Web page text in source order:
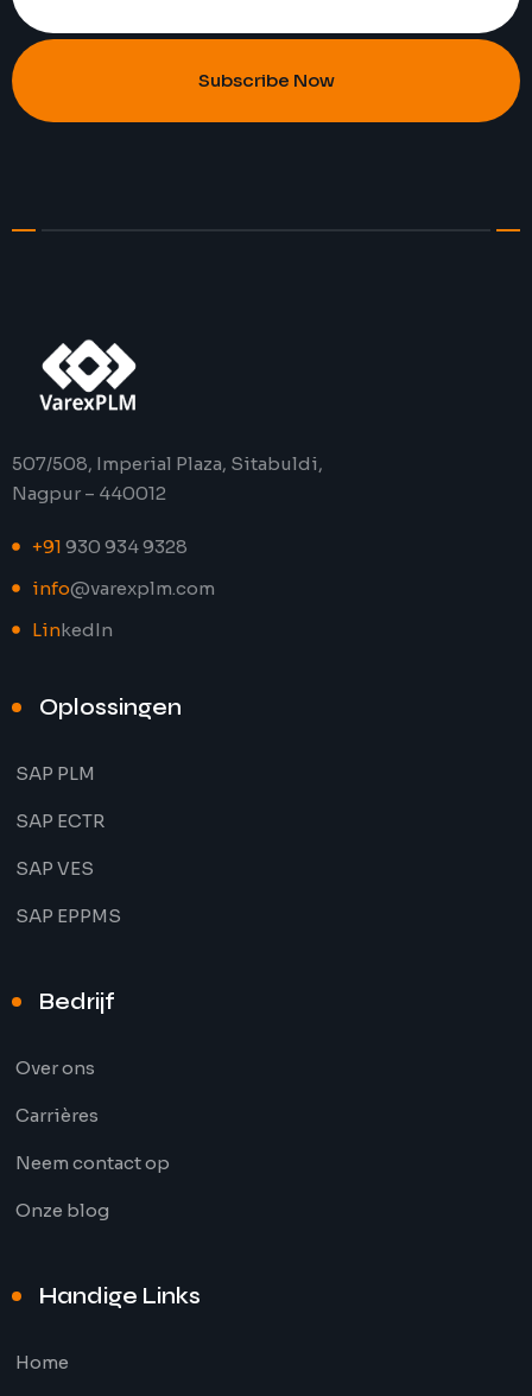
Subscribe Now
507/508, Imperial Plaza, Sitabuldi,
Nagpur – 440012
+91 930 934 9328
info@varexplm.com
LinkedIn
Oplossingen
SAP PLM
SAP ECTR
SAP VES
SAP EPPMS
Bedrijf
Over ons
Carrières
Neem contact op
Onze blog
Handige Links
Home